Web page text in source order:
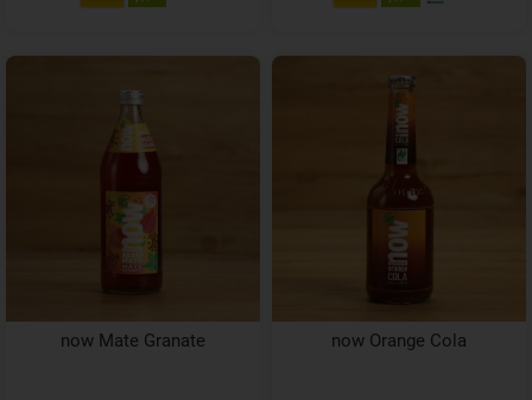
now Mate Granate now Orange Cola